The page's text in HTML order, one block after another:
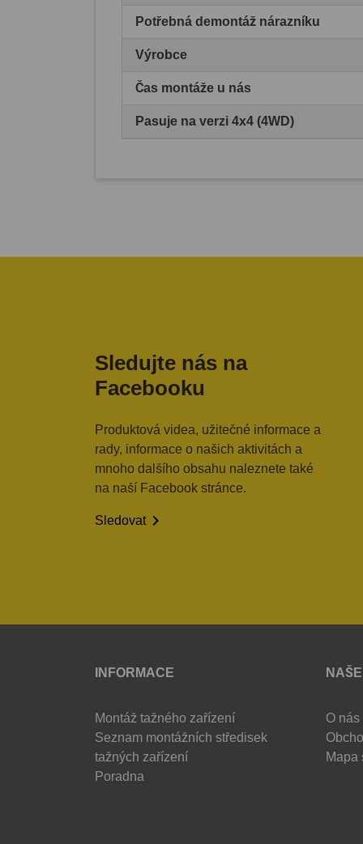
Potřebná demontáž nárazníku
Výrobce
Čas montáže u nás
Pasuje na verzi 4x4 (4WD)
Sledujte nás na
Facebooku
Produktová videa, užitečné informace a
rady, informace o našich aktivitách a
mnoho dalšího obsahu naleznete také
na naší Facebook stránce.
Sledovat
INFORMACE
Montáž tažného zařízení
Seznam montážních středisek
tažných zařízení
Poradna
O nás
Mapa